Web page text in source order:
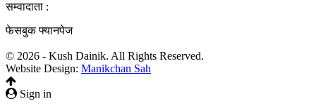
सम्वादाता :
फेसबुक फ्यानपेज
© 2026 - Kush Dainik. All Rights Reserved.
Website Design: Manikchan Sah
Sign in